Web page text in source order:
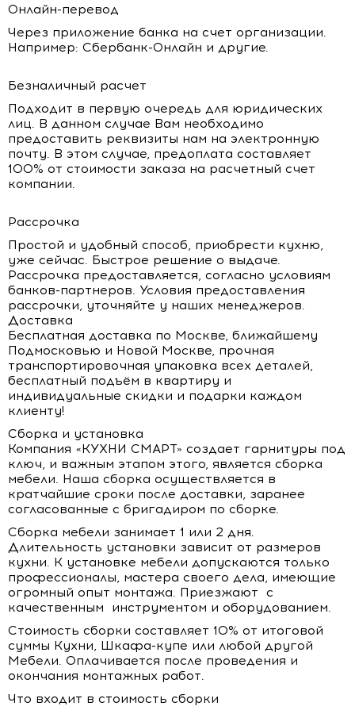
Онлайн-перевод
Через приложение банка на счет организации.
Например: Сбербанк-Онлайн и другие.
Безналичный расчет
Подходит в первую очередь для юридических
лиц. В данном случае Вам необходимо
предоставить реквизиты нам на электронную
почту. В этом случае, предоплата составляет
100% от стоимости заказа на расчетный счет
компании.
Рассрочка
Простой и удобный способ, приобрести кухню,
уже сейчас. Быстрое решение о выдаче.
Рассрочка предоставляется, согласно условиям
банков-партнеров. Условия предоставления
рассрочки, уточняйте у наших менеджеров.
Доставка
Бесплатная доставка по Москве, ближайшему
Подмосковью и Новой Москве, прочная
транспортировочная упаковка всех деталей,
бесплатный подъём в квартиру и
индивидуальные скидки и подарки каждом
клиенту!
Сборка и установка
Компания «КУХНИ СМАРТ» создает гарнитуры под
ключ, и важным этапом этого, является сборка
мебели. Наша сборка осуществляется в
кратчайшие сроки после доставки, заранее
согласованные с бригадиром по сборке.
Сборка мебели занимает 1 или 2 дня.
Длительность установки зависит от размеров
кухни. К установке мебели допускаются только
профессионалы, мастера своего дела, имеющие
огромный опыт монтажа. Приезжают с
качественным инструментом и оборудованием.
Стоимость сборки составляет 10% от итоговой
суммы Кухни, Шкафа-купе или любой другой
Мебели. Оплачивается после проведения и
окончания монтажных работ.
Что входит в стоимость сборки